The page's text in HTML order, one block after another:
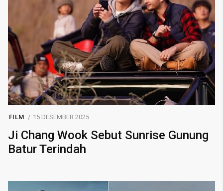
FILM 15 DESEMBER 2025
Ji Chang Wook Sebut Sunrise Gunung
Batur Terindah